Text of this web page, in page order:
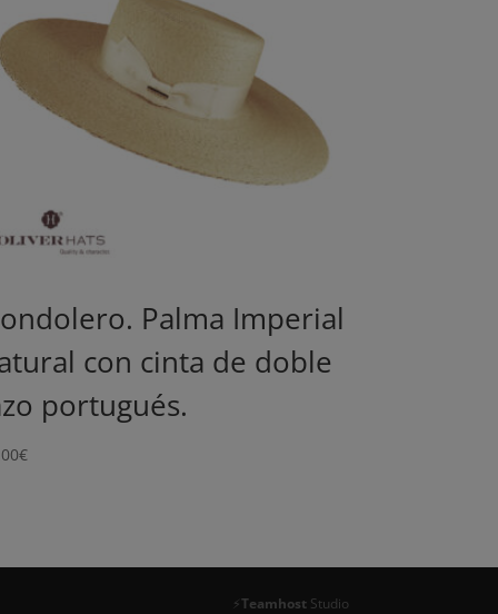
Palma Imperial
con cinta de doble
portugués.
€
⚡TeamhostStudio